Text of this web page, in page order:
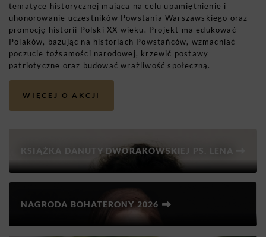
tematyce historycznej mająca na celu upamiętnienie i
uhonorowanie uczestników Powstania Warszawskiego oraz
promocję historii Polski XX wieku. Projekt ma edukować
Polaków, bazując na historiach Powstańców, wzmacniać
poczucie tożsamości narodowej, krzewić postawy
patriotyczne oraz budować wrażliwość społeczną.
WIĘCEJ O AKCJI
KSIĄŻKA DANUTY DWORAKOWSKIEJ PS. LENA
NAGRODA BOHATERONY 2026